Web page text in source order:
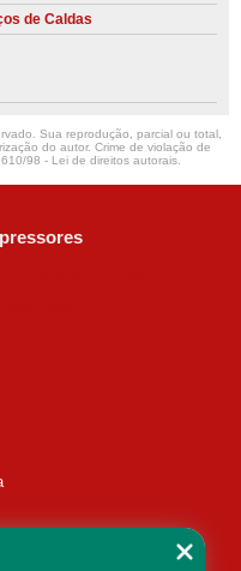
de Caldas
Sua reprodução, parcial ou total,
do autor. Crime de violação de
98 - Lei de direitos autorais.